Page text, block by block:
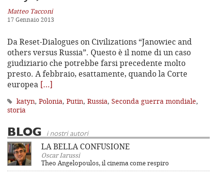
Matteo Tacconi
17 Gennaio 2013
Da Reset-Dialogues on Civilizations “Janowiec and
others versus Russia”. Questo è il nome di un caso
giudiziario che potrebbe farsi precedente molto
presto. A febbraio, esattamente, quando la Corte
europea […]
katyn, Polonia, Putin, Russia, Seconda guerra mondiale,
storia
BLOG i nostri autori
LA BELLA CONFUSIONE
Oscar Iarussi
Theo Angelopoulos, il cinema come respiro